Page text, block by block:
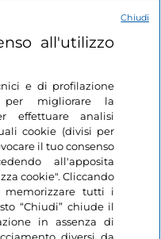
all'utilizzo
e di profilazione
per migliorare la
effettuare analisi
cookie (divisi per
il tuo consenso
all'apposita
cookie". Cliccando
memorizzare tutti i
“Chiudi” chiude il
in assenza di
Chiudi